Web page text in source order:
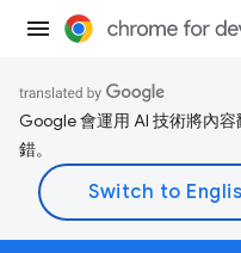
Google 會運用 AI 技術將內
錯。